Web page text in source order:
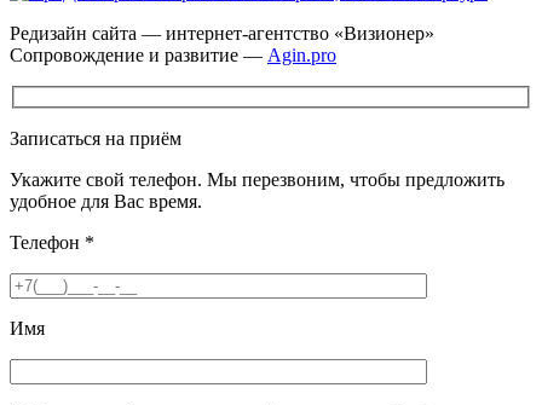
Редизайн сайта — интернет-агентство «Визионер»
Сопровождение и развитие — Agin.pro
Записаться на приём
Укажите свой телефон. Мы перезвоним, чтобы предложить
удобное для Вас время.
Телефон *
Имя